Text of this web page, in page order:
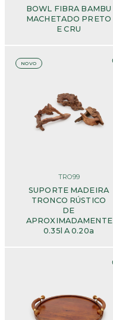
BOWL FIBRA BAMBU
MACHETADO PRETO
E CRU
NOVO
TRO99
SUPORTE MADEIRA
TRONCO RÚSTICO
DE
APROXIMADAMENTE
0.35l A 0.20a